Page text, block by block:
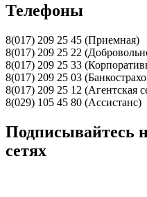
Телефоны
8(017) 209 25 45 (Приемная)
8(017) 209 25 22
8(017) 209 25 33
8(017) 209 25 03
8(017) 209 25 12 (Агентская
8(029) 105 45 80 (Ассистанс)
Подписывайтесь
сетях